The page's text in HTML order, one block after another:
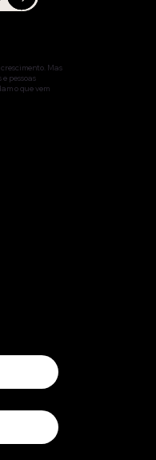
Mas
pessoas
o que vem